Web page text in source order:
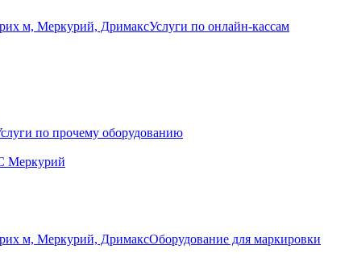
Услуги по онлайн-кассам
по прочему оборудованию
Меркурий
Оборудование для маркировки